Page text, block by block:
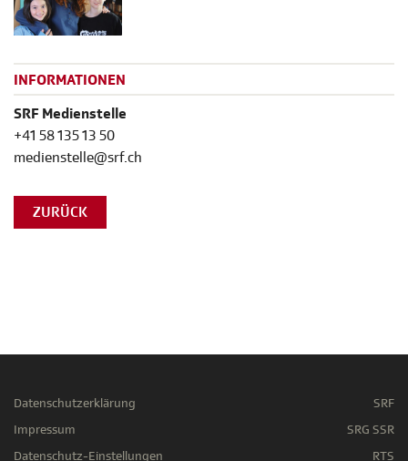
INFORMATIONEN
SRF Medienstelle
+41 58 135 13 50
medienstelle@srf.ch
ZURÜCK
Datenschutzerklärung
Impressum
Datenschutz-Einstellungen
SRF
SRG SSR
RTS